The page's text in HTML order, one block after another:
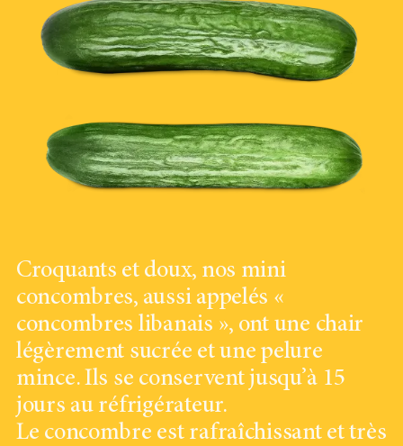
Croquants et doux, nos mini
concombres, aussi appelés «
concombres libanais », ont une chair
légèrement sucrée et une pelure
mince. Ils se conservent jusqu’à 15
jours au réfrigérateur.
Le concombre est rafraîchissant et très